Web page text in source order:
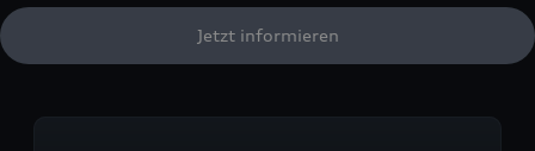
Jetzt informieren